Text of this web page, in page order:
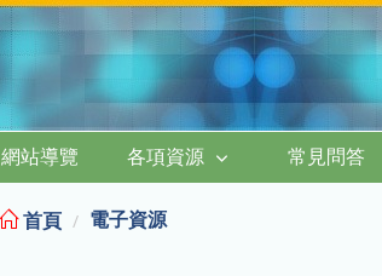
網站導覽 各項資源 常見問答
首頁 電子資源